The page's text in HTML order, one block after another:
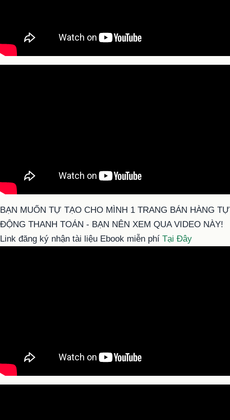
BẠN MUỐN TỰ TẠO CHO MÌNH 1 TRANG BÁN HÀNG TỰ
ĐỘNG THANH TOÁN - BẠN NÊN XEM QUA VIDEO NÀY!
Link đăng ký nhận tài liệu Ebook miễn phí Tại Đây